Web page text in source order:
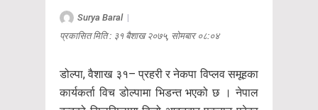
Surya Baral|
प्रकासित मिति : ३१ बैशाख २०७५, सोमबार ०८:०४
डोल्पा, वैशाख ३१– प्रहरी र नेकपा विप्लव समूहका
कार्यकर्ता विच डोल्पामा भिडन्त भएको छ । नेपाल